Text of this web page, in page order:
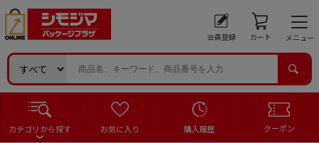
会員登録 カート メニュー
カテゴリから探す お気に入り 購入履歴 クーポン